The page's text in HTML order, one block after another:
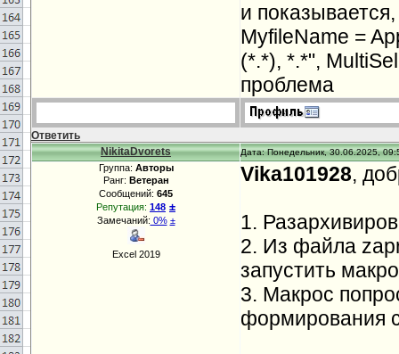
и
MyfileName =
(*.*), *.*",
проблема
Ответить
NikitaDvorets
Дата: Понедельник, 30.06.2025,
Группа: Авторы
Ранг: Ветеран
Сообщений: 645
Репутация: 148 ±
Замечаний: 0% ±
Excel 2019
Vika101928,
1.
2. Из файла
запустить
3. Макрос
формирования